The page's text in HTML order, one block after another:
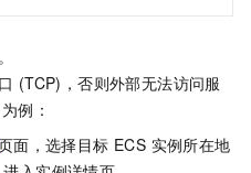
(TCP)，否则外部无法访问服
例：
面，选择目标 ECS 实例所在地